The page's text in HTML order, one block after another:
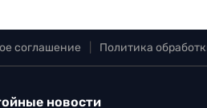
соглашение Политика
новости